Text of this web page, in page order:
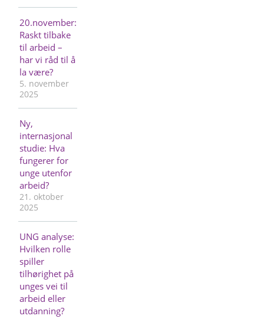
20.november:
Raskt tilbake
til arbeid –
har vi råd til å
la være?
5. november
2025
Ny,
internasjonal
studie: Hva
fungerer for
unge utenfor
arbeid?
21. oktober
2025
UNG analyse:
Hvilken rolle
spiller
tilhørighet på
unges vei til
arbeid eller
utdanning?